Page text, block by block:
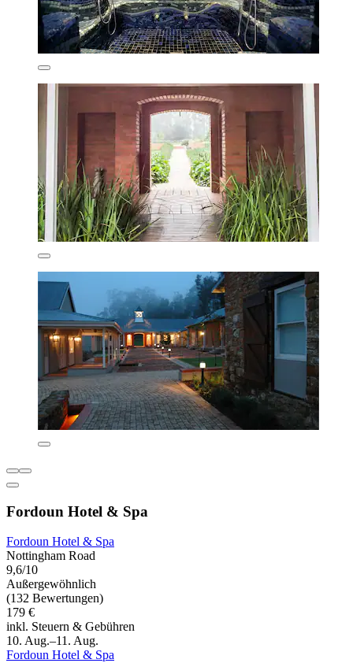
Fordoun Hotel & Spa
Fordoun Hotel & Spa
Nottingham Road
9,6/10
Außergewöhnlich
(132 Bewertungen)
179 €
inkl. Steuern & Gebühren
10. Aug.–11. Aug.
Fordoun Hotel & Spa